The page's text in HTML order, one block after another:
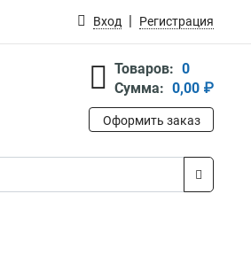
Вход Регистрация
Товаров: 0
Сумма: 0,00 ₽
Оформить заказ